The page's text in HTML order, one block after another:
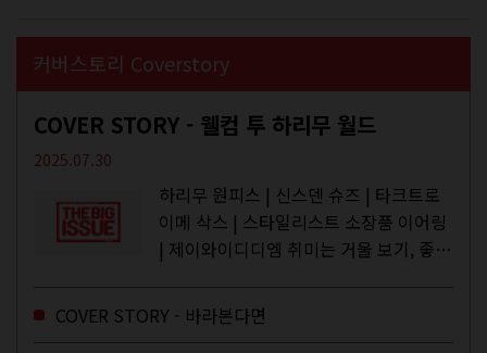
커버스토리 Coverstory
COVER STORY - 웰컴 투 하리무 월드
2025.07.30
하리무 원피스 | 신스덴 슈즈 | 타크트로
이메 삭스 | 스타일리스트 소장품 이어링
| 제이와이디디엠 취미는 거울 보기, 좋아
주와...
COVER STORY - 바라본다면